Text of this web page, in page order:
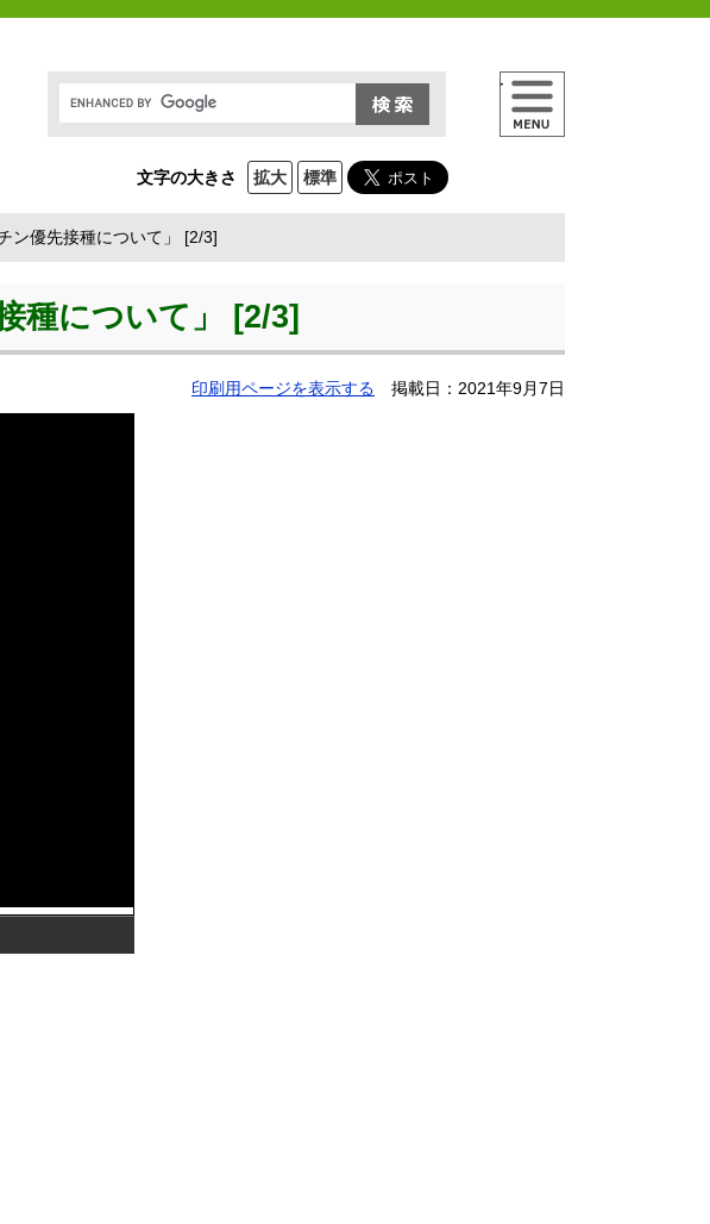
文字の大きさ 拡大 標準
メニュー
ン優先接種について」 [2/3]
種について」 [2/3]
印刷用ページを表示する 掲載日：2021年9月7日